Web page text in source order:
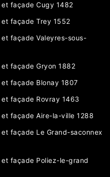
façade Cugy 1482
façade Trey 1552
façade Valeyres-sous-
façade Gryon 1882
façade Blonay 1807
façade Rovray 1463
façade Aire-la-ville 1288
façade Le Grand-saconnex
façade Poliez-le-grand